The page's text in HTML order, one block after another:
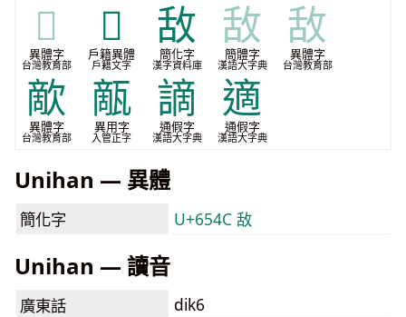
𢿪
異體字
台灣教育部
𪯙
戶籍異體
戶籍文字
敌
簡化字
漢字資料庫
敌
簡體字
漢語大字典
敌
異體字
台灣教育部
歒
異體字
台灣教育部
甋
異用字
入管正字
謫
通假字
漢語大字典
適
通假字
漢語大字典
Unihan — 異體
簡化字 U+654C 敌
Unihan — 讀音
廣東話
dik6